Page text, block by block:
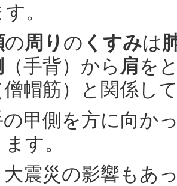
。
の周り の くすみは
（手背）から 肩を
僧帽筋）と関係し
の甲側を方に向か
す。
震災の影響もあ